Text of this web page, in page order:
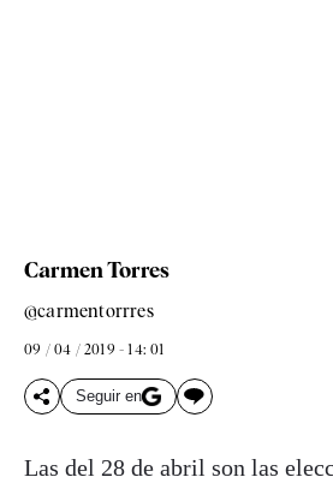
Carmen Torres
@carmentorrres
09 / 04 / 2019 - 14: 01
Seguir en
Las del 28 de abril son las